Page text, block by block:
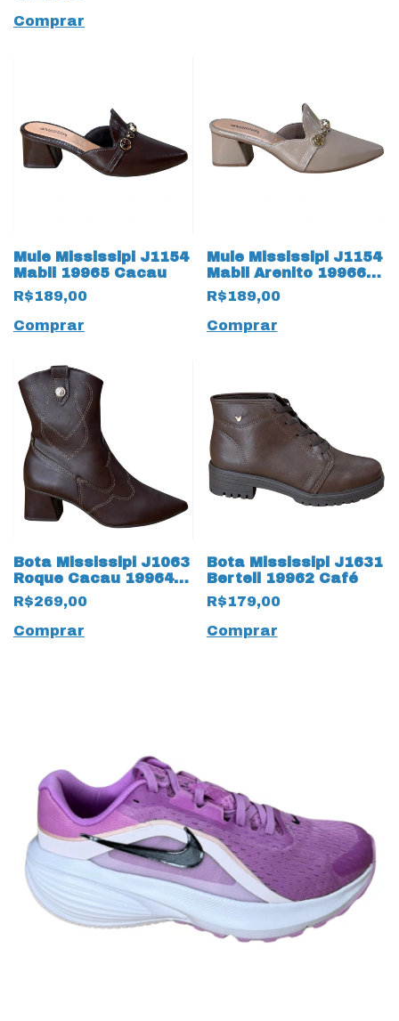
Comprar
Mule Mississipi J1154
Mabli 19965 Cacau
R$189,00
Comprar
Mule Mississipi J1154
Mabli Arenito 19966
Bege
R$189,00
Comprar
Bota Mississipi J1063
Roque Cacau 19964
Café
R$269,00
Comprar
Bota Mississipi J1631
Berteli 19962 Café
R$179,00
Comprar